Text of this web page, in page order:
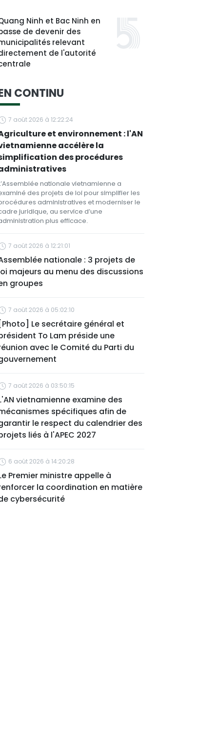
Ninh et Bac Ninh en
de devenir des
relevant
de l'autorité
CONTINU
7 août 2026 à 12:22:24
et environnement : l'AN
accélère la
des procédures
nationale vietnamienne a
des projets de loi pour simplifier les
administratives et moderniser le
juridique, au service d’une
plus efficace.
7 août 2026 à 12:21:01
nationale : 3 projets de
majeurs au menu des discussions
groupes
7 août 2026 à 05:02:10
[Photo] Le secrétaire général et
To Lam préside une
avec le Comité du Parti du
7 août 2026 à 03:50:15
vietnamienne examine des
spécifiques afin de
le respect du calendrier des
liés à l'APEC 2027
6 août 2026 à 14:20:28
Premier ministre appelle à
la coordination en matière
cybersécurité